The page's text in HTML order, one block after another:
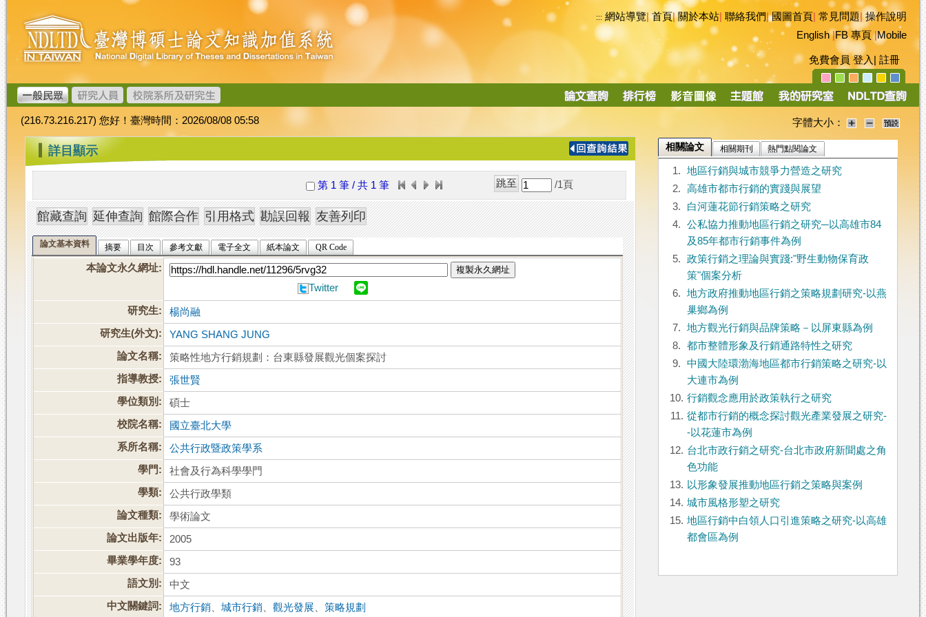
跳
到
主
要
內
容
臺
灣
博
碩
士
論
文
加
值
系
統
::: 網站導覽|首頁|關於本站 聯絡我們|國圖首頁 常見問題|操作說明
English|FB 專頁|Mobile
免費會員 登入 註冊
導
(216.73.216.217) 您好！臺灣時間：2026/08/08 05:58 字體大小：
::: 詳目顯示
第 1 筆 / 共 1 筆 /1 頁
論文基本資料 摘要 目次 參考文獻 電子全文 紙本論文 QR Code
本論文永久網址: 複製永久網址
Twitter
研究生:
楊尚融
研究生(外文):
YANG SHANG JUNG
論文名稱:
策略性地方行銷規劃：台東縣發展觀光個案探討
指導教授:
張世賢
學位類別:
碩士
校院名稱:
國立臺北大學
系所名稱:
公共行政暨政策學系
學門:
社會及行為科學學門
學類:
公共行政學類
論文種類:
學術論文
論文出版年:
2005
畢業學年度:
93
語文別:
中文
中文關鍵詞:
地方行銷 、城市行銷 、觀光發展 、策略規劃
相關論文 相關期刊 熱門點閱論文
1.
地區行銷與城市競爭力營造之研究
2.
高雄市都市行銷的實踐與展望
3.
白河蓮花節行銷策略之研究
4.
公私協力推動地區行銷之研究─以高雄市84
及85年都市行銷事件為例
5.
政策行銷之理論與實踐:"野生動物保育政
策"個案分析
6.
地方政府推動地區行銷之策略規劃研究-以燕
巢鄉為例
7.
地方觀光行銷與品牌策略－以屏東縣為例
8.
都市整體形象及行銷通路特性之研究
9.
中國大陸環渤海地區都市行銷策略之研究-以
大連市為例
10. 行銷觀念應用於政策執行之研究
11. 從都市行銷的概念探討觀光產業發展之研究-
-以花蓮市為例
12. 台北市政行銷之研究-台北市政府新聞處之角
色功能
13. 以形象發展推動地區行銷之策略與案例
14. 城市風格形塑之研究
15. 地區行銷中白領人口引進策略之研究-以高雄
都會區為例